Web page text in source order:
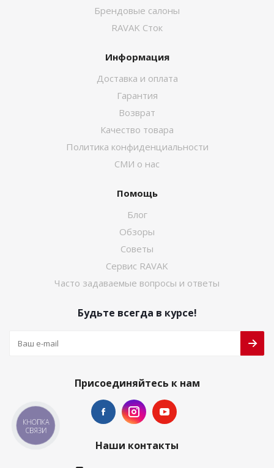
Брендовые салоны
RAVAK Сток
Информация
Доставка и оплата
Гарантия
Возврат
Качество товара
Политика конфиденциальности
СМИ о нас
Помощь
Блог
Обзоры
Советы
Сервис RAVAK
Часто задаваемые вопросы и ответы
Будьте всегда в курсе!
Присоединяйтесь к нам
Наши контакты
КНОПКА
СВЯЗИ